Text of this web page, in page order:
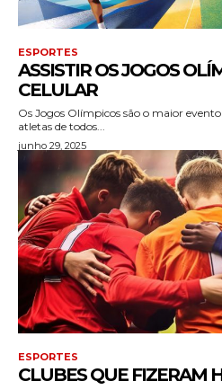
ESPORTES
ASSISTIR OS JOGOS
CELULAR
Os Jogos Olímpicos são o maior
atletas de todos...
junho 29, 2025
ESPORTES
CLUBES QUE FIZERAM